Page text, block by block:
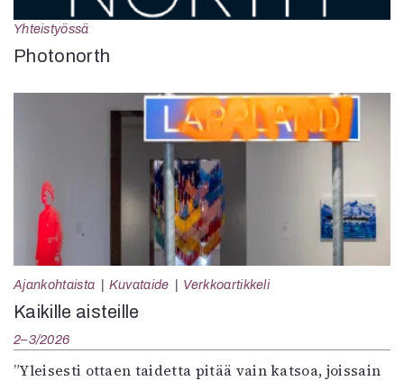
Yhteistyössä
Photonorth
Ajankohtaista Kuvataide Verkkoartikkeli
Kaikille aisteille
2–3/2026
”Yleisesti ottaen taidetta pitää vain katsoa, joissain